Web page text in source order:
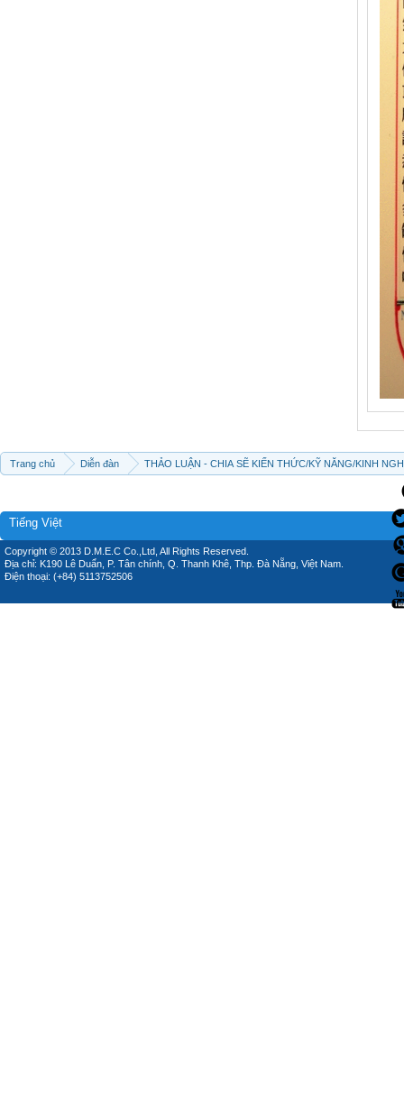
Trang chủ Diễn đàn THẢO LUẬN - CHIA SẼ KIẾN THỨC/KỸ NĂNG/KINH
Tiếng Việt
Copyright © 2013 D.M.E.C Co.,Ltd, All Rights Reserved.
Địa chỉ: K190 Lê Duẩn, P. Tân chính, Q. Thanh Khê, Thp. Đà Nẵng, Việt Nam.
Điện thoại: (+84) 5113752506